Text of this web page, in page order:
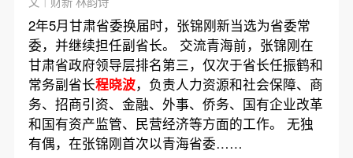
2年5月甘肃省委换届时，张锦刚新当选为省委常
委，并继续担任副省长。 交流青海前，张锦刚在
甘肃省政府领导层排名第三，仅次于省长任振鹤和
常务副省长程晓波，负责人力资源和社会保障、商
务、招商引资、金融、外事、侨务、国有企业改革
和国有资产监管、民营经济等方面的工作。 无独
有偶，在张锦刚首次以青海省委……